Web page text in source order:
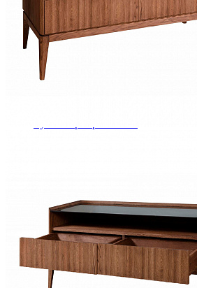
Комоды
Кровати двуспальные
Кровати металлические
Кровати односпальные
Кровати полутороспальные
Решетки и настилы под матрас
Шкафы 2-х дверные для
Шкафы 3-х дверные для
Шкафы 4-х дверные для
Шкафы 5-ти дверные для
Шкафы 6-ти дверные для
Шкафы купе для одежды и
Шкафы угловые для одежды
Ящики и короба